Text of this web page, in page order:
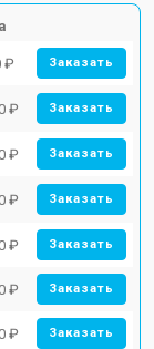
₽ Заказать
₽ Заказать
₽ Заказать
₽ Заказать
₽ Заказать
₽ Заказать
₽ Заказать